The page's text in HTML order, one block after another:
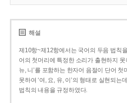
해설
제10항~제12항에서는 국어의 두음 법칙
어의 첫머리에 특정한 소리가 출현하지 못
뉴, 니’를 포함하는 한자어 음절이 단어 첫
못하여 ‘여, 요, 유, 이’의 형태로 실현되는
법칙의 내용을 규정하였다.